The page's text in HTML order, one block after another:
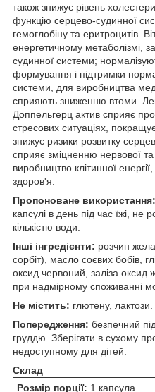
також знижує рівень
функцію серцево-судинної
гемоглобіну та еритроцитів.
енергетичному метаболізмі,
судинної системи;
формування і підтримки
системи, для виробництва
сприяють зниженню втоми.
Доппельгерц актив сприяє
стресових ситуаціях,
знижує ризики розвитку
сприяє зміцненню нервової
виробництво клітинної
здоров'я.
Пропоноване використання:
капсулі в день під час їжі, не
кількістю води.
Інші інгредієнти: розчин
сорбіт), масло соєвих бобів,
оксид червоний, заліза оксид
при надмірному споживанні
Не містить: глютену, лактози.
Попередження: безпечний
груддю. Зберігати в сухому
недоступному для дітей.
Склад
Розмір порції: 1 капсула